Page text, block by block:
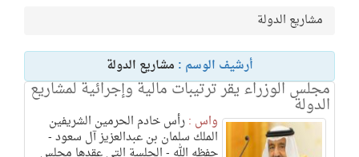
مشاريع الدولة
أرشيف الوسم : مشاريع الدولة
مجلس الوزراء يقر ترتيبات مالية وإجرائية لمشاريع
الدولة
واس :رأس خادم الحرمين الشريفين
الملك سلمان بن عبدالعزيز آل سعود -